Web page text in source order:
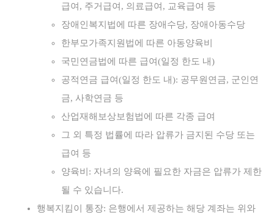
급여, 주거급여, 의료급여, 교육급여 등
장애인복지법에 따른 장애수당, 장애아동수당
한부모가족지원법에 따른 아동양육비
국민연금법에 따른 급여(일정 한도 내)
공적연금 급여(일정 한도 내): 공무원연금, 군인연
금, 사학연금 등
산업재해보상보험법에 따른 각종 급여
그 외 특정 법률에 따라 압류가 금지된 수당 또는
급여 등
양육비: 자녀의 양육에 필요한 자금은 압류가 제한
될 수 있습니다.
행복지킴이 통장: 은행에서 제공하는 해당 계좌는 위와